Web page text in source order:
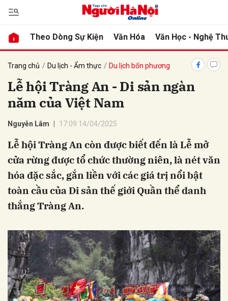
Theo Dòng Sự Kiện Văn Hóa Văn Học - Nghệ
Trang chủ Du lịch - Ẩm thực Du lịch bốn phương
Lễ hội Tràng An - Di sản ngàn
năm của Việt Nam
Nguyễn Lâm 17:09 14/04/2025
Lễ hội Tràng An còn được biết đến là Lễ mở
cửa rừng được tổ chức thường niên, là nét văn
hóa đặc sắc, gắn liền với các giá trị nổi bật
toàn cầu của Di sản thế giới Quần thể danh
thắng Tràng An.
luận
Hủy